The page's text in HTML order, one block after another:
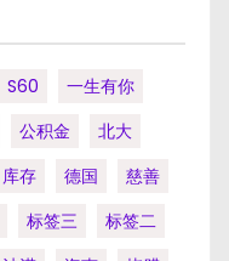
S60
一生有你
公积金
北大
库存 德国
慈善
标签三
标签二